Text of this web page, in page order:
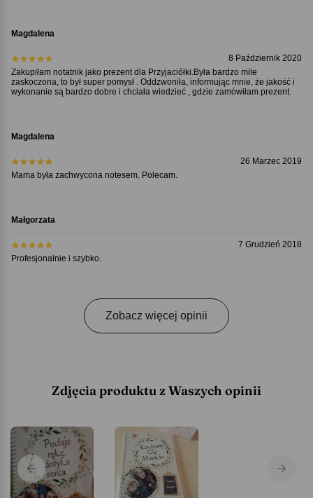
Magdalena
8 Październik 2020
Zakupiłam notatnik jako prezent dla Przyjaciółki.Była bardzo mile
zaskoczona, to był super pomysł . Oddzwoniła, informując mnie, że jakość i
wykonanie są bardzo dobre i chciała wiedzieć , gdzie zamówiłam prezent.
Magdalena
26 Marzec 2019
Mama była zachwycona notesem. Polecam.
Małgorzata
7 Grudzień 2018
Profesjonalnie i szybko.
Zobacz więcej opinii
Zdjęcia produktu z Waszych opinii